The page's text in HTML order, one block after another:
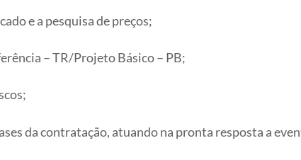
e a pesquisa de preços;
– TR/Projeto Básico – PB;
da contratação, atuando na pronta resposta a